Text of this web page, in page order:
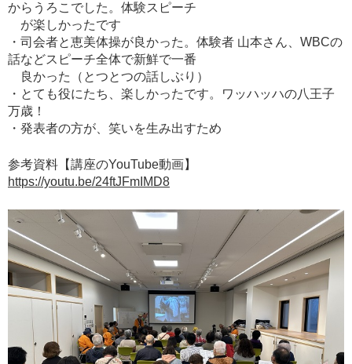
からうろこでした。体験スピーチ
が楽しかったです
・司会者と恵美体操が良かった。体験者 山本さん、WBCの
話などスピーチ全体で新鮮で一番
良かった（とつとつの話しぶり）
・とても役にたち、楽しかったです。ワッハッハの八王子
万歳！
・発表者の方が、笑いを生み出すため
参考資料【講座のYouTube動画】
https://youtu.be/24ftJFmIMD8